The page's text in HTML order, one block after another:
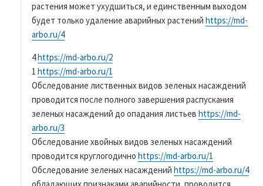
растения может ухудшиться, и единственным выходом
будет только удаление аварийных растений https://md-
arbo.ru/4
4https://md-arbo.ru/2
1 https://md-arbo.ru/1
Обследование лиственных видов зеленых насаждений
проводится после полного завершения распускания
зеленых насаждений до опадания листьев https://md-
arbo.ru/3
Обследование хвойных видов зеленых насаждений
проводится круглогодично https://md-arbo.ru/1
Обследование зеленых насаждений https://md-arbo.ru/4